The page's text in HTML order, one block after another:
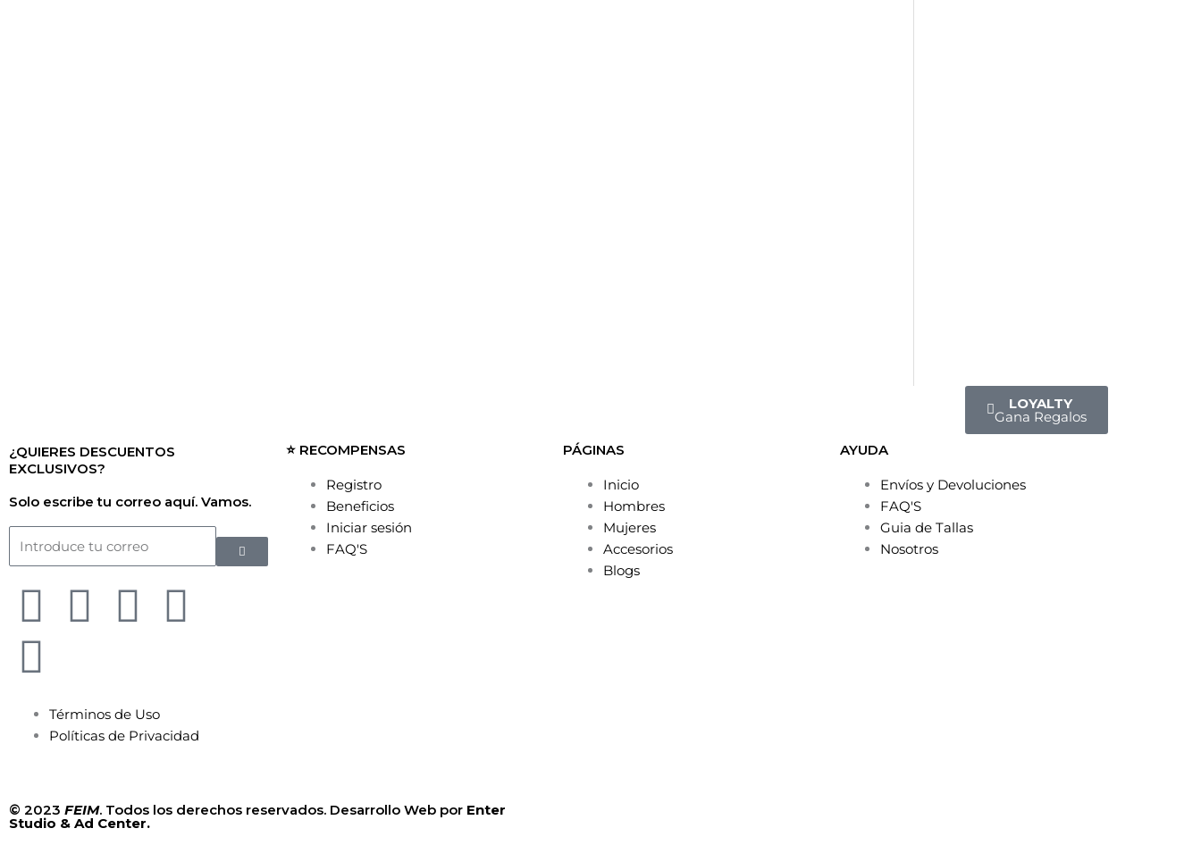
LOYALTY
Gana Regalos
¿QUIERES DESCUENTOS
EXCLUSIVOS?
Solo escribe tu correo aquí. Vamos.
F
a
c
e
o
I
s
t
g
T
i
t
e
Y
t
b k
S
p
o
t
f
Términos de Uso
Políticas de Privacidad
⭐ RECOMPENSAS
Registro
Beneficios
Iniciar sesión
FAQ'S
PÁGINAS
Inicio
Hombres
Mujeres
Accesorios
Blogs
AYUDA
Envíos y Devoluciones
FAQ'S
Guia de Tallas
Nosotros
© 2023 FEIM. Todos los derechos reservados. Desarrollo Web por Enter
Studio & Ad Center.